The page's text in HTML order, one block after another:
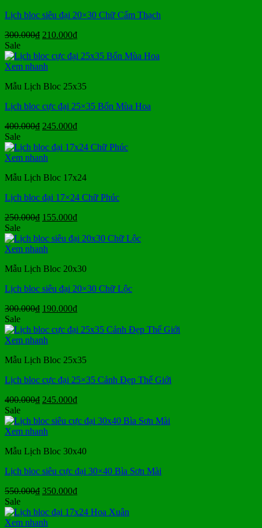
Lịch bloc siêu đại 20×30 Chữ Cẩm Thạch
300.000₫ Giá
là:
300.000₫.
210.000₫Giá
tại
Sale
Xem nhanh
Mẫu Lịch Bloc 25x35
Lịch bloc cực đại 25×35 Bốn Mùa Hoa
400.000₫ Giá
là:
400.000₫.
245.000₫Giá
tại
Sale
Xem nhanh
Mẫu Lịch Bloc 17x24
Lịch bloc đại 17×24 Chữ Phúc
250.000₫ Giá
là:
250.000₫.
155.000₫Giá
tại
Sale
Xem nhanh
Mẫu Lịch Bloc 20x30
Lịch bloc siêu đại 20×30 Chữ Lộc
300.000₫ Giá
là:
300.000₫.
190.000₫Giá
tại
Sale
Xem nhanh
Mẫu Lịch Bloc 25x35
Lịch bloc cực đại 25×35 Cảnh Đẹp Thế Giới
400.000₫ Giá
là:
400.000₫.
245.000₫Giá
tại
Sale
Xem nhanh
Mẫu Lịch Bloc 30x40
Lịch bloc siêu cực đại 30×40 Bìa Sơn Mài
550.000₫ Giá
là:
550.000₫.
350.000₫Giá
tại
Sale
Xem nhanh